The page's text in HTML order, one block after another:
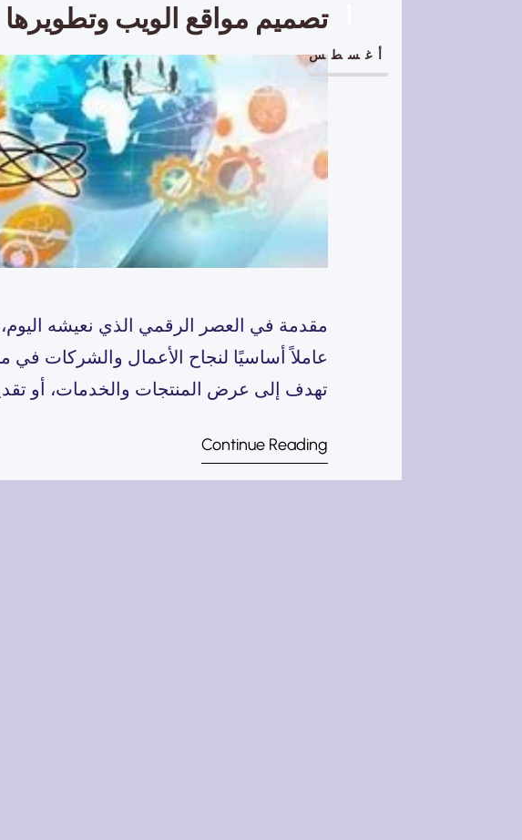
أغسطس
تصميم مواقع الويب وتطويرها
مقدمة في العصر الرقمي الذي نعيشه
عاملاً أساسيًا لنجاح الأعمال والشركات في
تهدف إلى عرض المنتجات والخدمات، أو
استخدام مثالية للزوار. تتميز عملية تصميم
Continue Reading